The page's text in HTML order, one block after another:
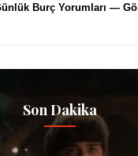
Burç Yorumları —
Son Dakika